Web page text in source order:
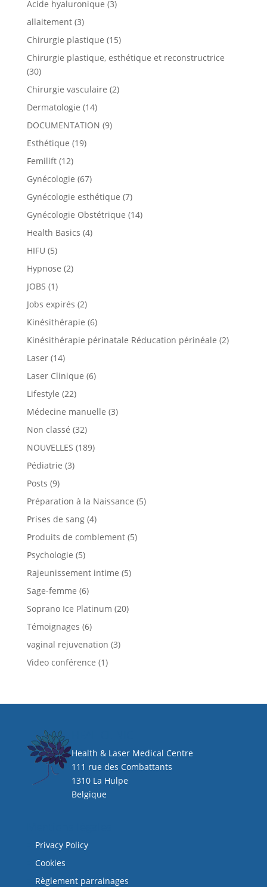
Acide hyaluronique (3)
allaitement(3)
Chirurgie plastique (15)
Chirurgie plastique, esthétique et reconstructrice
(30)
Chirurgie vasculaire (2)
Dermatologie (14)
DOCUMENTATION (9)
Esthétique (19)
Femilift(12)
Gynécologie (67)
Gynécologie esthétique (7)
Gynécologie Obstétrique (14)
Health Basics (4)
HIFU (5)
Hypnose (2)
JOBS (1)
Jobs expirés (2)
Kinésithérapie (6)
Kinésithérapie périnatale Réducation périnéale (2)
Laser(14)
Laser Clinique (6)
Lifestyle (22)
Médecine manuelle (3)
Non classé (32)
NOUVELLES (189)
Pédiatrie (3)
Posts (9)
Préparation à la Naissance (5)
Prises de sang(4)
Produits de comblement(5)
Psychologie (5)
Rajeunissement intime (5)
Sage-femme (6)
Soprano Ice Platinum (20)
Témoignages (6)
vaginal rejuvenation (3)
Video conférence (1)
Health & Laser Medical Centre
111 rue des Combattants
1310 La Hulpe
Belgique
Privacy Policy
Cookies
Règlement parrainages